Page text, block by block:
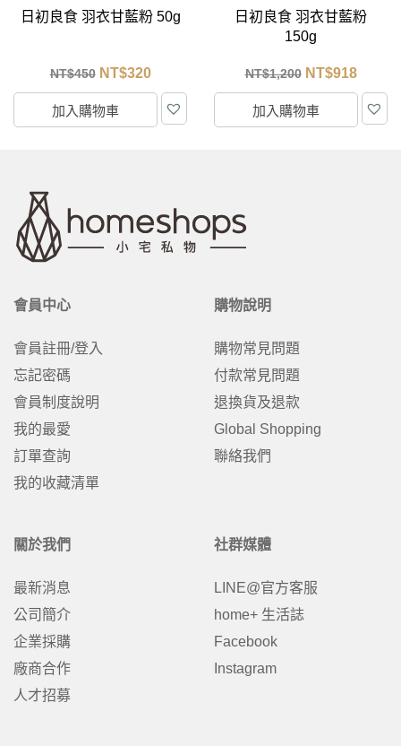
日初良食 羽衣甘藍粉 50g
NT$450 NT$320
加入購物車
日初良食 羽衣甘藍粉
150g
NT$1,200 NT$918
加入購物車
會員中心
會員註冊/登入
忘記密碼
會員制度說明
我的最愛
訂單查詢
我的收藏清單
購物說明
購物常見問題
付款常見問題
退換貨及退款
Global Shopping
聯絡我們
關於我們
最新消息
公司簡介
企業採購
廠商合作
人才招募
社群媒體
LINE@官方客服
home+ 生活誌
Facebook
Instagram